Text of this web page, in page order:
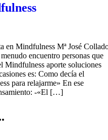
en Mindfulness Mª José
encuentro personas que
Mindfulness aporte soluciones
es: Como decía el
para relajarme» En ese
-«El […]